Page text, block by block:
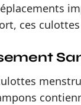
ces